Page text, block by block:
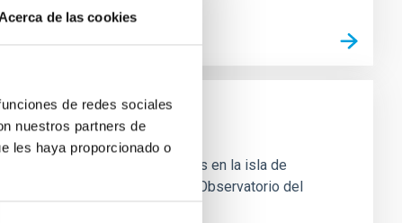
de las cookies
de redes sociales
nuestros partners de
les haya proporcionado o
Canarias tiene 2 localizaciones en la isla de
IAC ubicada en La Laguna y el Observatorio del